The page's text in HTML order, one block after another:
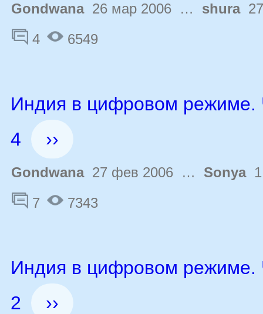
Gondwana26 мар 2006 … shura27
4
6549
Индия в цифровом режиме.
4
››
Gondwana27 фев 2006 … Sonya1
7
7343
Индия в цифровом режиме.
2
››